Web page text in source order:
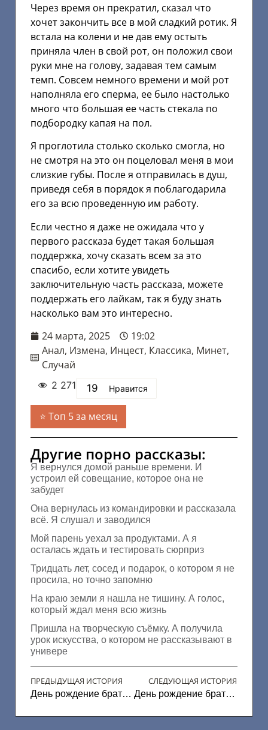
Через время он прекратил, сказал что
хочет закончить все в мой сладкий ротик. Я
встала на колени и не дав ему остыть
приняла член в свой рот, он положил свои
руки мне на голову, задавая тем самым
темп. Совсем немного времени и мой рот
наполняла его сперма, ее было настолько
много что большая ее часть стекала по
подбородку капая на пол.
Я проглотила столько сколько смогла, но
не смотря на это он поцеловал меня в мои
слизкие губы. После я отправилась в душ,
приведя себя в порядок я поблагодарила
его за всю проведенную им работу.
Если честно я даже не ожидала что у
первого рассказа будет такая большая
поддержка, хочу сказать всем за это
спасибо, если хотите увидеть
заключительную часть рассказа, можете
поддержать его лайкам, так я буду знать
насколько вам это интересно.
24 марта, 2025
19:02
Анал, Измена, Инцест, Классика, Минет,
Случай
2 271 19 Нравится
Топ 5 за месяц
Другие порно рассказы:
Я вернулся домой раньше времени. И
устроил ей совещание, которое она не
забудет
Она вернулась из командировки и рассказала
всё. Я слушал и заводился
Мой парень уехал за продуктами. А я
осталась ждать и тестировать сюрприз
Тридцать лет, сосед и подарок, о котором я не
просила, но точно запомню
На краю земли я нашла не тишину. А голос,
который ждал меня всю жизнь
Пришла на творческую съёмку. А получила
урок искусства, о котором не рассказывают в
универе
ПРЕДЫДУЩАЯ ИСТОРИЯ
День рождение брата (Финал)
СЛЕДУЮЩАЯ ИСТОРИЯ
День рождение брата (Часть 1)